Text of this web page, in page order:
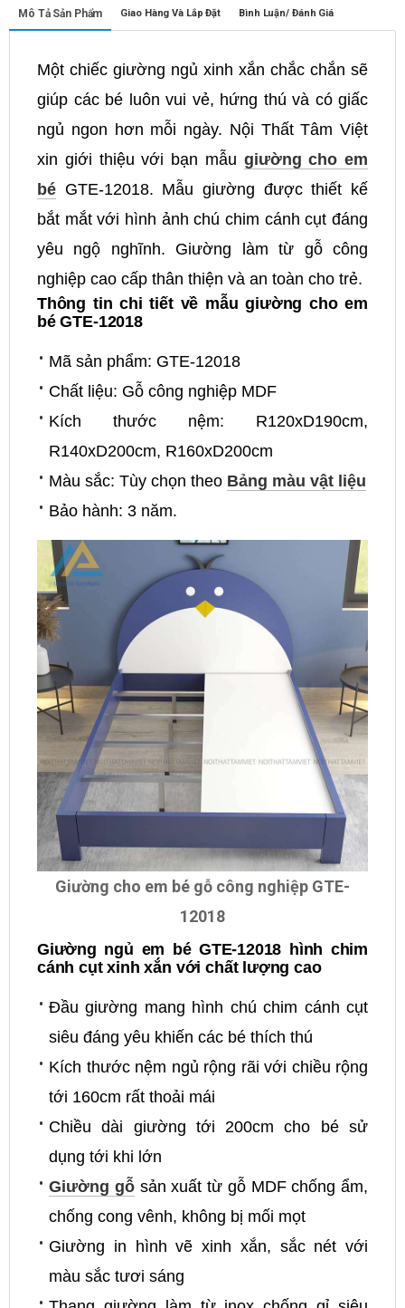
Mô Tả Sản Phẩm Giao Hàng Và Lắp Đặt Bình Luận/ Đánh Giá
Một chiếc giường ngủ xinh xắn chắc chắn sẽ
giúp các bé luôn vui vẻ, hứng thú và có giấc
ngủ ngon hơn mỗi ngày. Nội Thất Tâm Việt
xin giới thiệu với bạn mẫu giường cho em
bé GTE-12018. Mẫu giường được thiết kế
bắt mắt với hình ảnh chú chim cánh cụt đáng
yêu ngộ nghĩnh. Giường làm từ gỗ công
nghiệp cao cấp thân thiện và an toàn cho trẻ.
Thông tin chi tiết về mẫu giường cho em
bé GTE-12018
Mã sản phẩm: GTE-12018
Chất liệu: Gỗ công nghiệp MDF
Kích thước nệm: R120xD190cm,
R140xD200cm, R160xD200cm
Màu sắc: Tùy chọn theo Bảng màu vật liệu
Bảo hành: 3 năm.
Giường cho em bé gỗ công nghiệp GTE-
12018
Giường ngủ em bé GTE-12018 hình chim
cánh cụt xinh xắn với chất lượng cao
Đầu giường mang hình chú chim cánh cụt
siêu đáng yêu khiến các bé thích thú
Kích thước nệm ngủ rộng rãi với chiều rộng
tới 160cm rất thoải mái
Chiều dài giường tới 200cm cho bé sử
dụng tới khi lớn
Giường gỗsản xuất từ gỗ MDF chống ẩm,
chống cong vênh, không bị mối mọt
Giường in hình vẽ xinh xắn, sắc nét với
màu sắc tươi sáng